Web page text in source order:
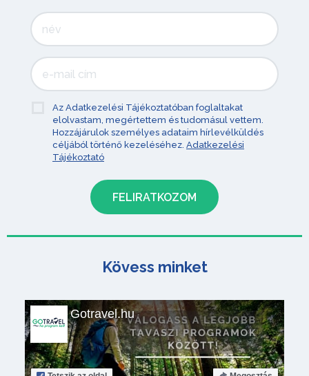
Az Adatkezelési Tájékoztatóban foglaltakat
elolvastam, megértettem és tudomásul vettem.
Hozzájárulok személyes adataim hírlevélküldés
céljából történő kezeléséhez. Adatkezelési
Tájékoztató
Kövess minket
Gotravel.hu